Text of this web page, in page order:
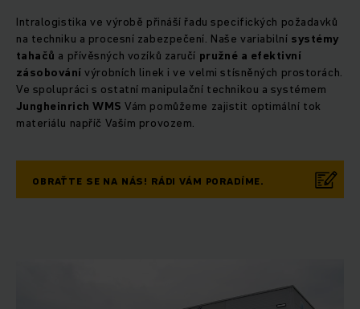
Intralogistika ve výrobě přináší řadu specifických požadavků
na techniku a procesní zabezpečení. Naše variabilní systémy
tahačů a přívěsných vozíků zaručí pružné a efektivní
zásobovánívýrobních linek i ve velmi stísněných prostorách.
Ve spolupráci s ostatní manipulační technikou a systémem
Jungheinrich WMS Vám pomůžeme zajistit optimální tok
materiálu napříč Vaším provozem.
OBRAŤTE SE NA NÁS! RÁDI VÁM PORADÍME.